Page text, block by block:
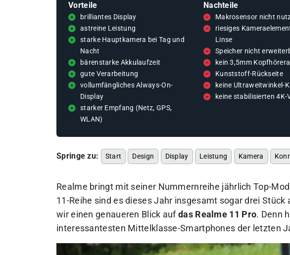
Vorteile
brilliantes Display
astreine Leistung
starke Hauptkamera bei Tag und
Nacht
bärenstarke Akkulaufzeit
gute Verarbeitung
vollumfängliches Always-On-
Display
starker Empfang (Netz, GPS,
WLAN)
Nachteile
Makrosensor nicht
riesiges
Linse
Speicher nicht
kein 3,5mm
Kunststoff-Rückseite
keine Ultraweitwinkel-
keine stabilisierten 4K-
Springe zu: Start Design Display Leistung Kamera
Realme bringt mit seiner Nummernreihe jährlich Top-
11-Reihe sind es dieses Jahr insgesamt sogar drei
wir einen genaueren Blick aufdas Realme 11 Pro. Denn
interessantesten Mittelklasse-Smartphones der letzten